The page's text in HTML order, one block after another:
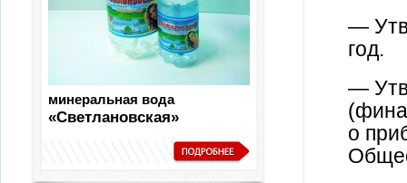
минеральная вода
«Светлановская»
—
год.
—
о